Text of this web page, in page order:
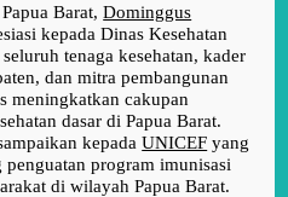
Barat,Dominggus
kepada Dinas Kesehatan
tenaga kesehatan, kader
dan mitra pembangunan
meningkatkan cakupan
dasar di Papua Barat.
kepadaUNICEF yang
program imunisasi
di wilayah Papua Barat.